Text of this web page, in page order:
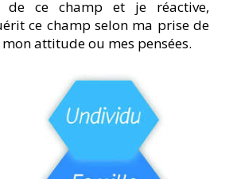
de ce champ et je réactive,
ce champ selon ma prise de
mon attitude ou mes pensées.